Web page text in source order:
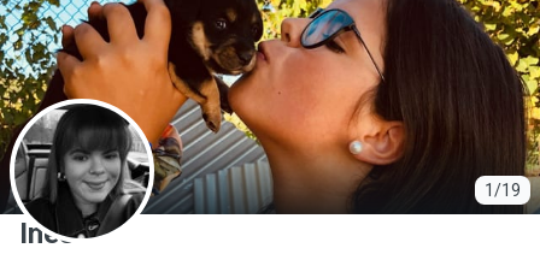
1/19
I
Ines